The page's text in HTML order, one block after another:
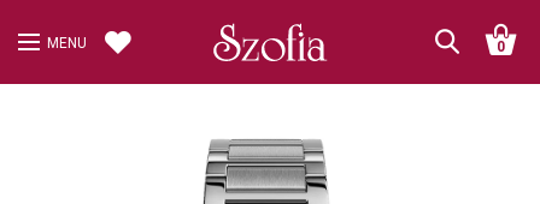
MENU 0